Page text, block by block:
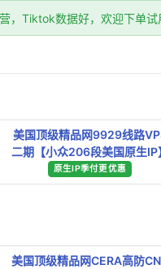
，Tiktok数据好，欢迎下单试
美国顶级精品网9929线路
二期【小众206段美国原生IP】
原生IP季付更优惠
美国顶级精品网CERA高防